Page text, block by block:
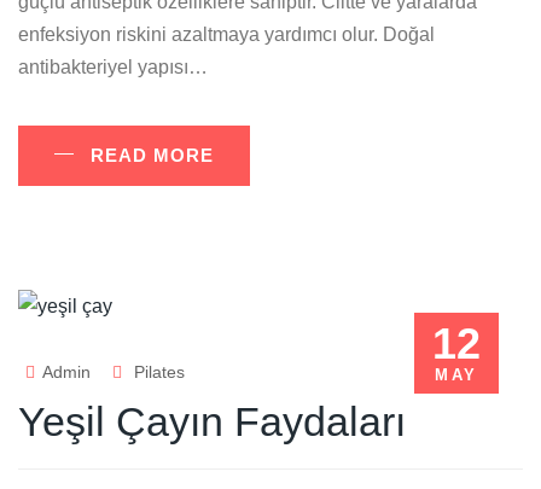
enfeksiyon riskini azaltmaya yardımcı olur. Doğal
antibakteriyel yapısı…
READ MORE
12
MAY
Admin Pilates
Yeşil Çayın Faydaları